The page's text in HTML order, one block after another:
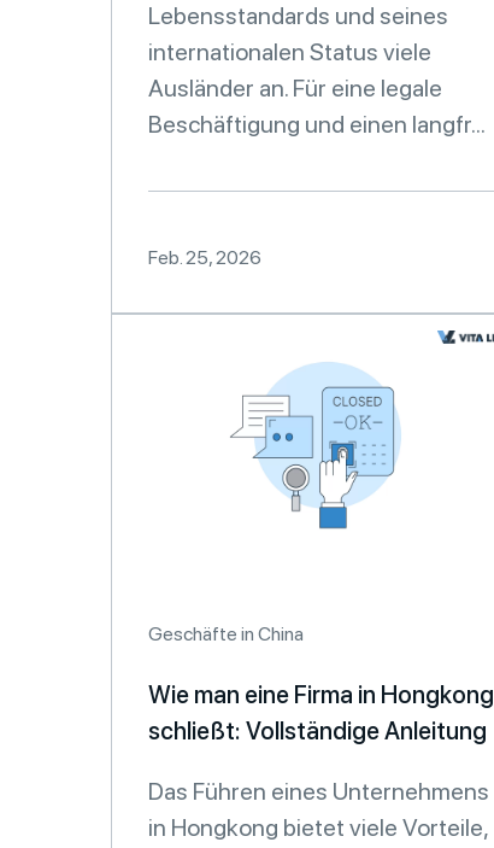
Lebensstandards und seines
internationalen Status viele
Ausländer an. Für eine legale
Beschäftigung und einen langfr...
Feb. 25, 2026
Geschäfte in China
Wie man eine Firma in Hongkong
schließt: Vollständige Anleitung
Das Führen eines Unternehmens
in Hongkong bietet viele Vorteile,